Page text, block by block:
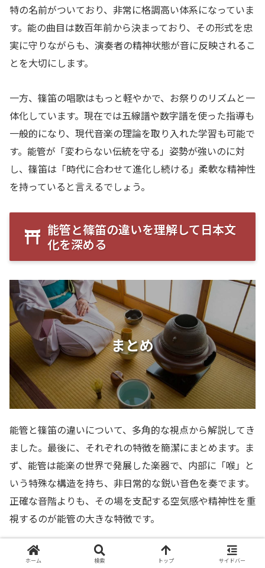
特の名前がついており、非常に格調高い体系になっていま
す。能の曲目は数百年前から決まっており、その形式を忠
実に守りながらも、演奏者の精神状態が音に反映されるこ
とを大切にします。
一方、篠笛の唱歌はもっと軽やかで、お祭りのリズムと一
体化しています。現在では五線譜や数字譜を使った指導も
一般的になり、現代音楽の理論を取り入れた学習も可能で
す。能管が「変わらない伝統を守る」姿勢が強いのに対
し、篠笛は「時代に合わせて進化し続ける」柔軟な精神性
を持っていると言えるでしょう。
能管と篠笛の違いを理解して日本文
化を深める
まとめ
能管と篠笛の違いについて、多角的な視点から解説してき
ました。最後に、それぞれの特徴を簡潔にまとめます。ま
ず、能管は能楽の世界で発展した楽器で、内部に「喉」と
いう特殊な構造を持ち、非日常的な鋭い音色を奏でます。
正確な音階よりも、その場を支配する空気感や精神性を重
視するのが能管の大きな特徴です。
一方で篠笛は、祭りや民謡など庶民の暮らしとともに歩ん
ホーム 検索 トップ サイドバー